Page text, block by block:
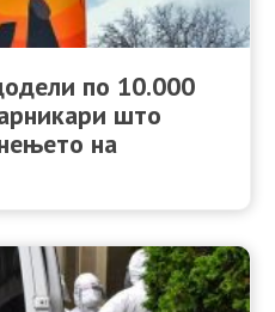
по 10.000
што
на